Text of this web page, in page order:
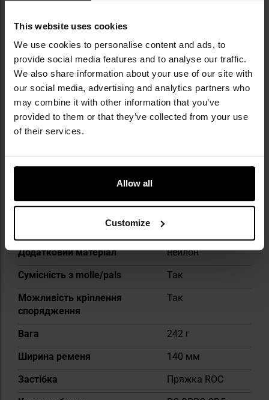
This website uses cookies
We use cookies to personalise content and ads, to
provide social media features and to analyse our traffic.
We also share information about your use of our site with
our social media, advertising and analytics partners who
may combine it with other information that you’ve
provided to them or that they’ve collected from your use
of their services.
Allow all
Customize
сучасні бойові системи, адаптовані до
бою. Такі продукти, як популярні жилети
Spitfire чи рюкзаки Halifax, вирізняються
ергономікою, увагою до деталей і
використанням міцних матеріалів.
ТЕХНІЧНІ ДАНІ
Докладніше
WildWood
Додатковий матеріал
нейлон
Сумісність з molle/pals
Так
Можливість кріплення
спорядження
Так
Вага
242 г
Ширина ременя
140 мм
Застібка
Пряжка ROC